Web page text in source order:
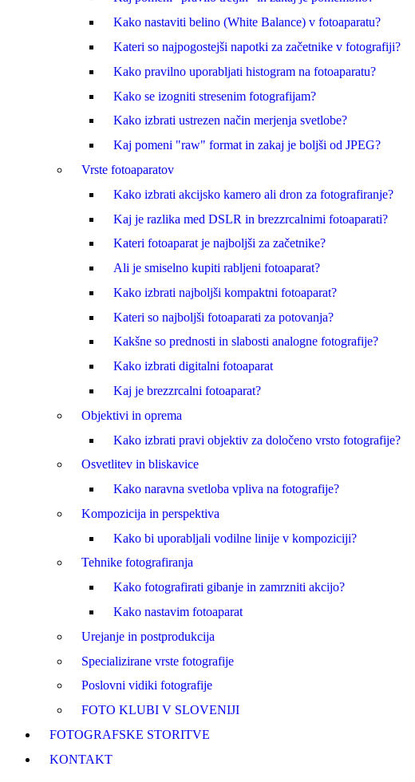
Kako nastaviti belino (White Balance) v fotoaparatu?
Kateri so najpogostejši napotki za začetnike v fotografiji?
Kako pravilno uporabljati histogram na fotoaparatu?
Kako se izogniti stresenim fotografijam?
Kako izbrati ustrezen način merjenja svetlobe?
Kaj pomeni "raw" format in zakaj je boljši od JPEG?
Vrste fotoaparatov
Kako izbrati akcijsko kamero ali dron za fotografiranje?
Kaj je razlika med DSLR in brezzrcalnimi fotoaparati?
Kateri fotoaparat je najboljši za začetnike?
Ali je smiselno kupiti rabljeni fotoaparat?
Kako izbrati najboljši kompaktni fotoaparat?
Kateri so najboljši fotoaparati za potovanja?
Kakšne so prednosti in slabosti analogne fotografije?
Kako izbrati digitalni fotoaparat
Kaj je brezzrcalni fotoaparat?
Objektivi in oprema
Kako izbrati pravi objektiv za določeno vrsto fotografije?
Osvetlitev in bliskavice
Kako naravna svetloba vpliva na fotografije?
Kompozicija in perspektiva
Kako bi uporabljali vodilne linije v kompoziciji?
Tehnike fotografiranja
Kako fotografirati gibanje in zamrzniti akcijo?
Kako nastavim fotoaparat
Urejanje in postprodukcija
Specializirane vrste fotografije
Poslovni vidiki fotografije
FOTO KLUBI V SLOVENIJI
FOTOGRAFSKE STORITVE
KONTAKT